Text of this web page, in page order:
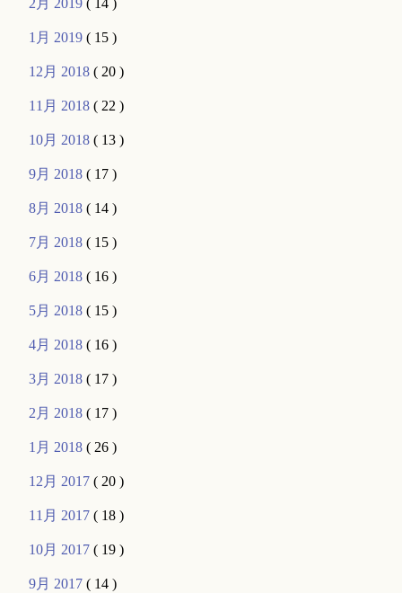
2月 2019( 14 )
1月 2019( 15 )
12月 2018( 20 )
11月 2018( 22 )
10月 2018( 13 )
9月 2018( 17 )
8月 2018( 14 )
7月 2018( 15 )
6月 2018( 16 )
5月 2018( 15 )
4月 2018( 16 )
3月 2018( 17 )
2月 2018( 17 )
1月 2018( 26 )
12月 2017( 20 )
11月 2017( 18 )
10月 2017( 19 )
9月 2017( 14 )